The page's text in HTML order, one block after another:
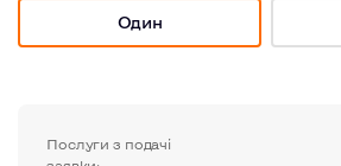
Один
Послуги з подачі